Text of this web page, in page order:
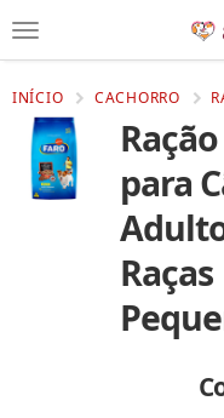
INÍCIO CACHORRO
para
Raças